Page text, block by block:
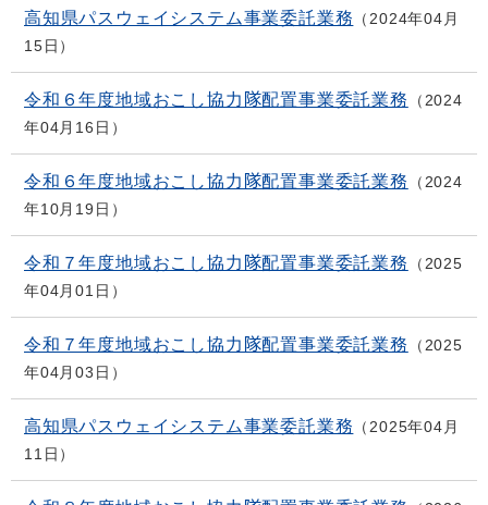
高知県パスウェイシステム事業委託業務
2024年04月
15日
令和６年度地域おこし協力隊配置事業委託業務
2024
年04月16日
令和６年度地域おこし協力隊配置事業委託業務
2024
年10月19日
令和７年度地域おこし協力隊配置事業委託業務
2025
年04月01日
令和７年度地域おこし協力隊配置事業委託業務
2025
年04月03日
高知県パスウェイシステム事業委託業務
2025年04月
11日